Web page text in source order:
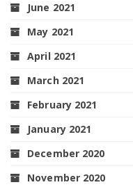
June 2021
May 2021
April 2021
March 2021
February 2021
January 2021
December 2020
November 2020